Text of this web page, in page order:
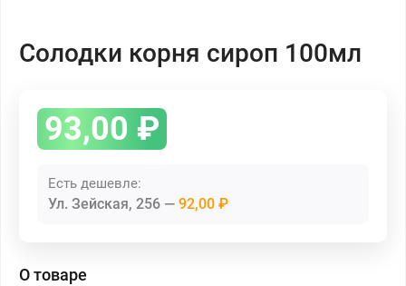
Солодки корня сироп 100мл
93,00 ₽
Есть дешевле:
Ул. Зейская, 256 92,00 ₽
О товаре